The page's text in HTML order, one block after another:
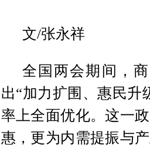
文/张永祥
全国两会期间，
出“加力扩围、惠民升
率上全面优化。这一
惠，更为内需提振与